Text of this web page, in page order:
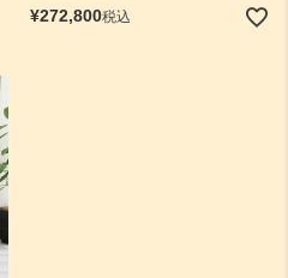
¥272,800税込